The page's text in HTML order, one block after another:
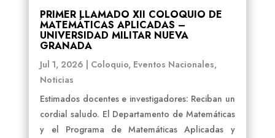
PRIMER LLAMADO XII COLOQUIO DE
MATEMÁTICAS APLICADAS –
UNIVERSIDAD MILITAR NUEVA
GRANADA
Jul 1, 2026 Coloquio, Eventos Nacionales,
Noticias
Estimados docentes e investigadores: Reciban un
cordial saludo. El Departamento de Matemáticas
y el Programa de Matemáticas Aplicadas y